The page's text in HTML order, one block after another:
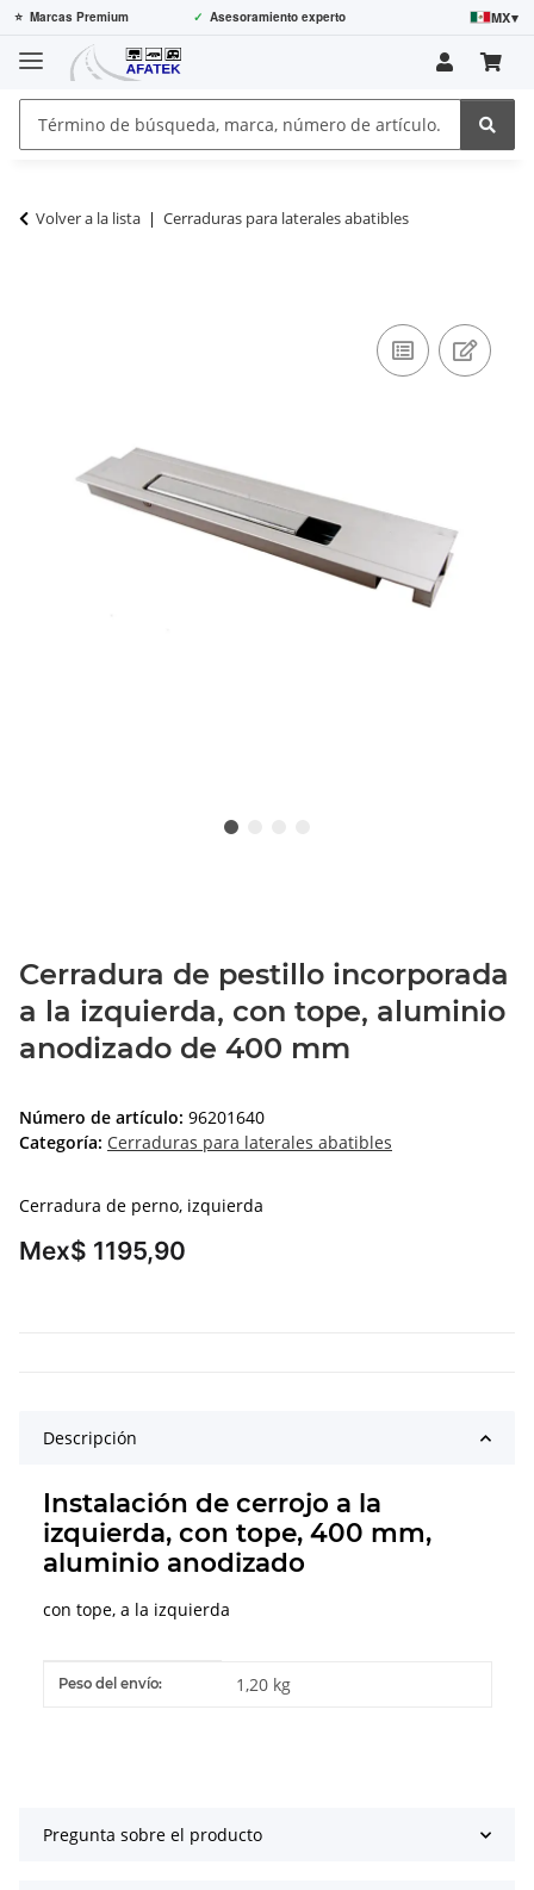
⭐ Marcas Premium ✓ Asesoramiento experto MX▾
Volver a la lista Cerraduras para laterales abatibles
Cerradura de pestillo incorporada
a la izquierda, con tope, aluminio
anodizado de 400 mm
Número de artículo: 96201640
Categoría: Cerraduras para laterales abatibles
Cerradura de perno, izquierda
Mex$ 1195,90
Descripción
Instalación de cerrojo a la
izquierda, con tope, 400 mm,
aluminio anodizado
con tope, a la izquierda
#productDetails.itemInformation#
#productDetails.itemValue#
Peso del envío: 1,20 kg
Pregunta sobre el producto